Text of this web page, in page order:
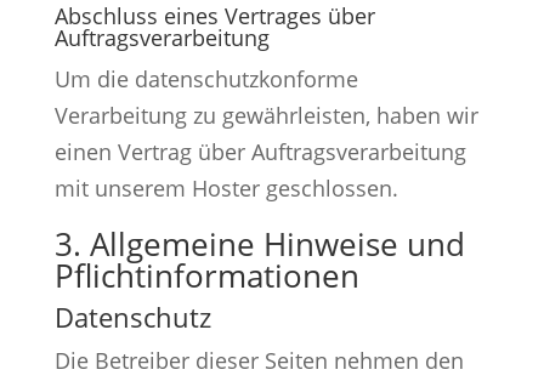
Abschluss eines Vertrages über
Auftragsverarbeitung
Um die datenschutzkonforme
Verarbeitung zu gewährleisten, haben wir
einen Vertrag über Auftragsverarbeitung
mit unserem Hoster geschlossen.
3. Allgemeine Hinweise und
Pflicht­informationen
Datenschutz
Die Betreiber dieser Seiten nehmen den